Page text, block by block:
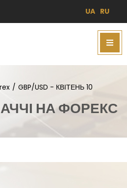
UA RU
/ GBP/USD - КВІТЕНЬ 10
НА ФОРЕКС